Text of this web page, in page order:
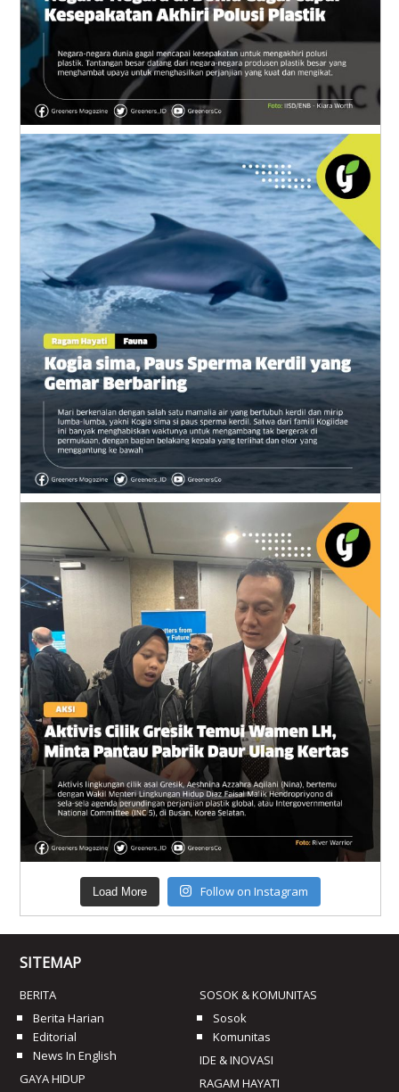
Load More Follow on Instagram
SITEMAP
BERITA
Berita Harian
Editorial
News In English
GAYA HIDUP
SOSOK & KOMUNITAS
Sosok
Komunitas
IDE & INOVASI
RAGAM HAYATI